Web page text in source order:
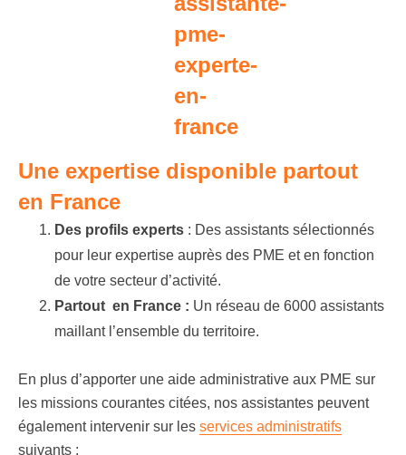
Une expertise disponible partout
en France
Des profils experts : Des assistants sélectionnés
pour leur expertise auprès des PME et en fonction
de votre secteur d’activité.
Partout en France : Un réseau de 6000 assistants
maillant l’ensemble du territoire.
En plus d’apporter une aide administrative aux PME sur
les missions courantes citées, nos assistantes peuvent
également intervenir sur les services administratifs
suivants :